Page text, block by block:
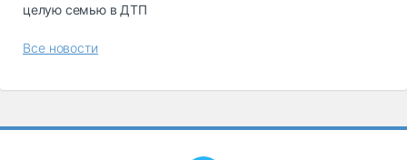
целую семью в ДТП
Все новости